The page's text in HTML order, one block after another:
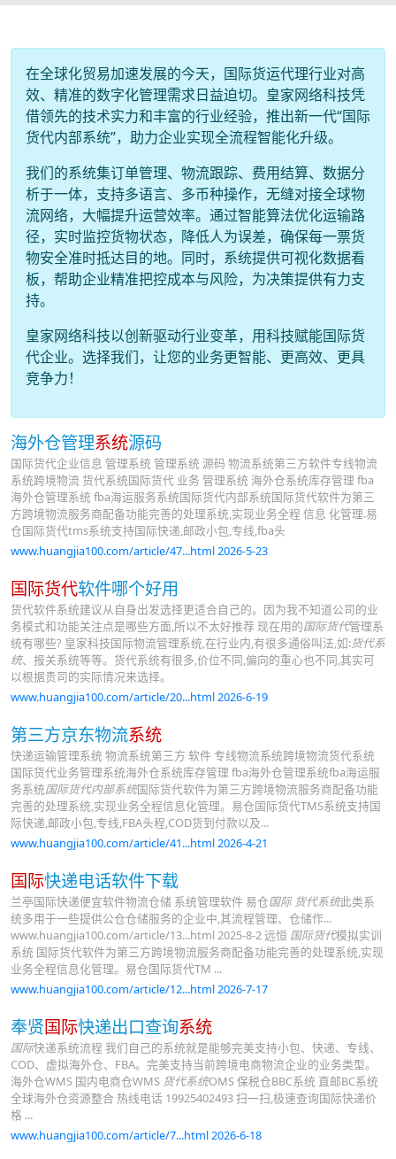
在全球化贸易加速发展的今天，国际货运代理行业对高
效、精准的数字化管理需求日益迫切。皇家网络科技凭
借领先的技术实力和丰富的行业经验，推出新一代“国际
货代内部系统”，助力企业实现全流程智能化升级。
我们的系统集订单管理、物流跟踪、费用结算、数据分
析于一体，支持多语言、多币种操作，无缝对接全球物
流网络，大幅提升运营效率。通过智能算法优化运输路
径，实时监控货物状态，降低人为误差，确保每一票货
物安全准时抵达目的地。同时，系统提供可视化数据看
板，帮助企业精准把控成本与风险，为决策提供有力支
持。
皇家网络科技以创新驱动行业变革，用科技赋能国际货
代企业。选择我们，让您的业务更智能、更高效、更具
竞争力！
海外仓管理系统源码
国际货代企业信息 管理系统 管理系统 源码 物流系统第三方软件专线物流
系统跨境物流 货代系统国际货代 业务 管理系统 海外仓系统库存管理 fba
海外仓管理系统 fba海运服务系统国际货代内部系统国际货代软件为第三
方跨境物流服务商配备功能完善的处理系统,实现业务全程 信息 化管理.易
仓国际货代tms系统支持国际快递,邮政小包,专线,fba头
www.huangjia100.com/article/47...html 2026-5-23
国际货代软件哪个好用
货代软件系统建议从自身出发选择更适合自己的。因为我不知道公司的业
务模式和功能关注点是哪些方面,所以不太好推荐 现在用的国际货代管理系
统有哪些? 皇家科技国际物流管理系统,在行业内,有很多通俗叫法,如:货代系
统、报关系统等等。货代系统有很多,价位不同,偏向的重心也不同,其实可
以根据贵司的实际情况来选择。
www.huangjia100.com/article/20...html 2026-6-19
第三方京东物流系统
快递运输管理系统 物流系统第三方 软件 专线物流系统跨境物流货代系统
国际货代业务管理系统海外仓系统库存管理 fba海外仓管理系统fba海运服
务系统国际货代内部系统国际货代软件为第三方跨境物流服务商配备功能
完善的处理系统,实现业务全程信息化管理。易仓国际货代TMS系统支持国
际快递,邮政小包,专线,FBA头程,COD货到付款以及...
www.huangjia100.com/article/41...html 2026-4-21
国际快递电话软件下载
兰亭国际快递便宜软件物流仓储 系统管理软件 易仓国际 货代系统此类系
统多用于一些提供公仓仓储服务的企业中,其流程管理、仓储作...
www.huangjia100.com/article/13...html 2025-8-2 远恒 国际货代模拟实训
系统 国际货代软件为第三方跨境物流服务商配备功能完善的处理系统,实现
业务全程信息化管理。易仓国际货代TM ...
www.huangjia100.com/article/12...html 2026-7-17
奉贤国际快递出口查询系统
国际快递系统流程 我们自己的系统就是能够完美支持小包、快递、专线、
COD、虚拟海外仓、FBA。完美支持当前跨境电商物流企业的业务类型。
海外仓WMS 国内电商仓WMS 货代系统OMS 保税仓BBC系统 直邮BC系统
全球海外仓资源整合 热线电话 19925402493 扫一扫,极速查询国际快递价
格 ...
www.huangjia100.com/article/7...html 2026-6-18